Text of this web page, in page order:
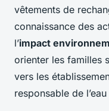
vêtements de
connaissance des
l’impact
orienter les familles
vers les
responsable de